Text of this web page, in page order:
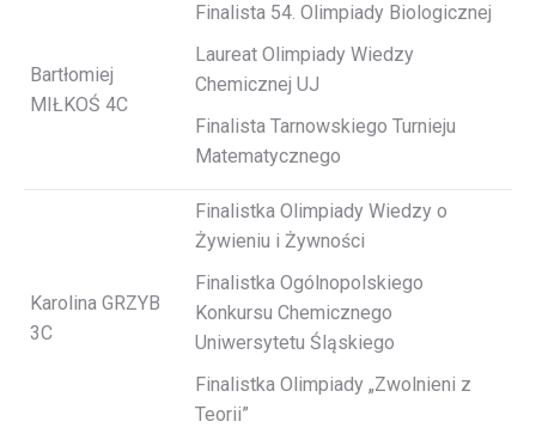
Bartłomiej
MIŁKOŚ 4C
Finalista 54. Olimpiady Biologicznej
Laureat Olimpiady Wiedzy
Chemicznej UJ
Finalista Tarnowskiego Turnieju
Matematycznego
Karolina GRZYB
3C
Finalistka Olimpiady Wiedzy o
Żywieniu i Żywności
Finalistka Ogólnopolskiego
Konkursu Chemicznego
Uniwersytetu Śląskiego
Finalistka Olimpiady „Zwolnieni z
Teorii”